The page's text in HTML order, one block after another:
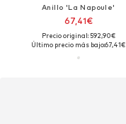
Anillo 'La Napoule'
67,41€
Precio original: 592,90€
Último precio más bajo:67,41€